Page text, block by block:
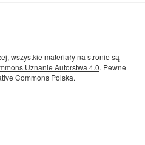
wszystkie materiały na stronie są
Uznanie Autorstwa 4.0. Pewne
Commons Polska.